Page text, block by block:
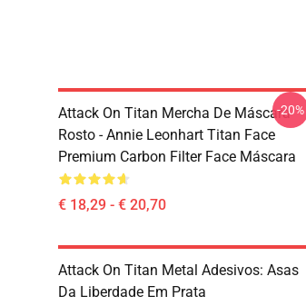
Attack On Titan Mercha De Máscara
Rosto - Annie Leonhart Titan Face
Premium Carbon Filter Face Máscara
€ 18,29 - € 20,70
-20%
Attack On Titan Metal Adesivos: Asas
Da Liberdade Em Prata